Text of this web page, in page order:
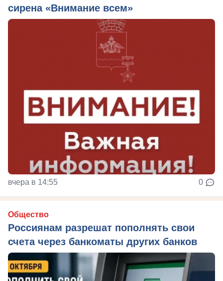
сирена «Внимание всем»
вчера в 14:55 0
Общество
Россиянам разрешат пополнять свои
счета через банкоматы других банков